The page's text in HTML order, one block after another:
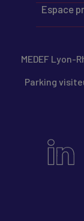
Espace
MEDEF Lyon-
Parking